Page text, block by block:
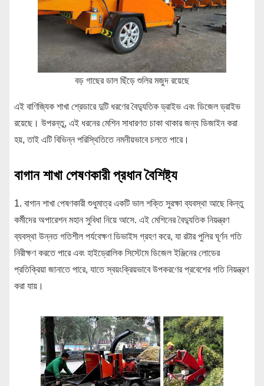
বড় গাছের ডাল ছিঁড়ে শুলির মজুদ রয়েছে
এই বাণিজ্যিক শাখা শ্রেডারে দুটি ধরণের বৈদ্যুতিক ড্রাইভ এবং ডিজেল ড্রাইভ
রয়েছে। উপরন্তু, এই ধরনের মেশিন সাধারণত চাকা থাকার জন্য ডিজাইন করা
হয়, তাই এটি বিভিন্ন পরিস্থিতিতে নমনীয়ভাবে চলতে পারে।
বাগান শাখা পেষণকারী প্রধান বৈশিষ্ট্য
1. বাগান শাখা পেষণকারী শুধুমাত্র একটি ভাল শক্তি সুরক্ষা ব্যবস্থা আছে কিন্তু
কর্মীদের অপারেশন মহান সুবিধা নিয়ে আসে. এই মেশিনের বৈদ্যুতিক নিয়ন্ত্রণ
ব্যবস্থা উন্নত গতিশীল পর্যবেক্ষণ ডিভাইস গ্রহণ করে, যা রটার পুলির ঘূর্ণন গতি
নিরীক্ষণ করতে পারে এবং হাইড্রোলিক সিস্টেমে ডিজেল ইঞ্জিনের লোডের
প্রতিক্রিয়া জানাতে পারে, যাতে স্বয়ংক্রিয়ভাবে উপকরণের প্রবেশের গতি নিয়ন্ত্রণ
করা যায়।